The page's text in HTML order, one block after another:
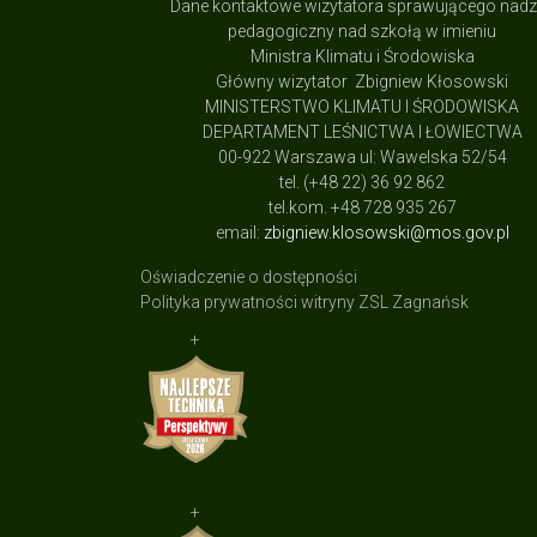
Dane kontaktowe wizytatora sprawującego
pedagogiczny nad szkołą w imieniu
Ministra Klimatu i Środowiska
Główny wizytator Zbigniew Kłosowski
MINISTERSTWO KLIMATU I ŚRODOWISKA
DEPARTAMENT LEŚNICTWA I ŁOWIECTWA
00-922 Warszawa ul: Wawelska 52/54
tel. (+48 22) 36 92 862
tel.kom. +48 728 935 267
email: zbigniew.klosowski@mos.gov.pl
Oświadczenie o dostępności
Polityka prywatności witryny ZSL Zagnańsk
+
+